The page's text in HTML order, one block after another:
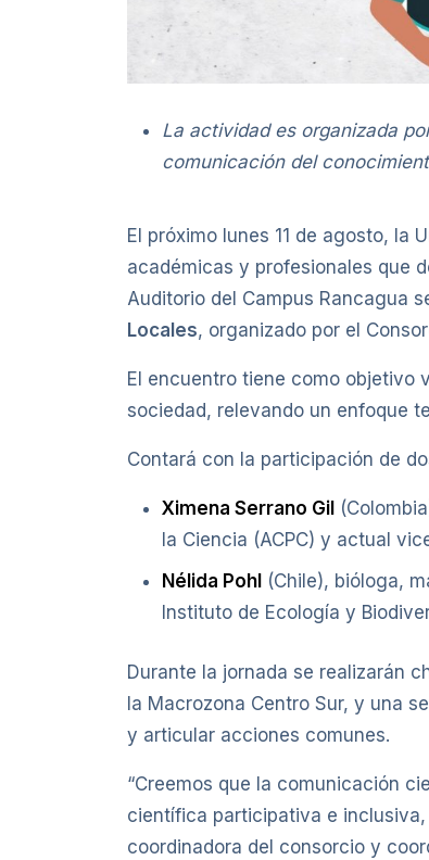
La actividad es organizada
comunicación del
El próximo lunes 11 de agosto, la
académicas y profesionales que
Auditorio del Campus Rancagua
Locales, organizado por el
El encuentro tiene como objetivo
sociedad, relevando un enfoque
Contará con la participación de
Ximena Serrano Gil
la Ciencia (ACPC) y actual
Nélida Pohl (Chile), bióloga,
Instituto de Ecología y
Durante la jornada se realizarán
la Macrozona Centro Sur, y una
y articular acciones comunes.
“Creemos que la comunicación
científica participativa e
coordinadora del consorcio y